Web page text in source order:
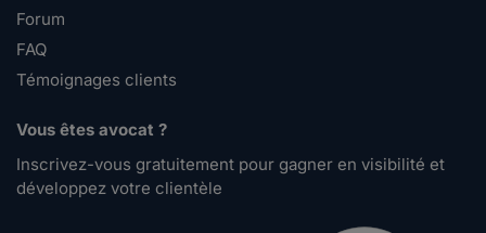
Forum
FAQ
Témoignages clients
Vous êtes avocat ?
Inscrivez-vous gratuitement pour gagner en visibilité et
développez votre clientèle